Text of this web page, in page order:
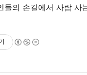
들의 손길에서 사람 사